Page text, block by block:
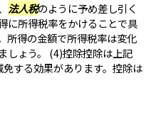
法人税のように予め差し引く
に所得税率をかけることで具
所得の金額で所得税率は変化
しょう。 (4)控除控除は上記
免する効果があります。控除は